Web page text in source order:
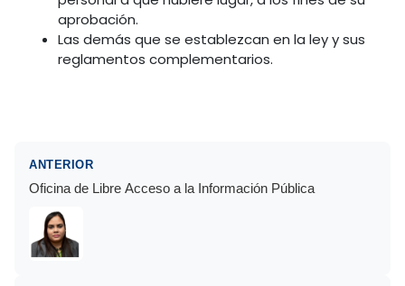
aprobación.
Las demás que se establezcan en la ley y sus
reglamentos complementarios.
ANTERIOR
Oficina de Libre Acceso a la Información Pública